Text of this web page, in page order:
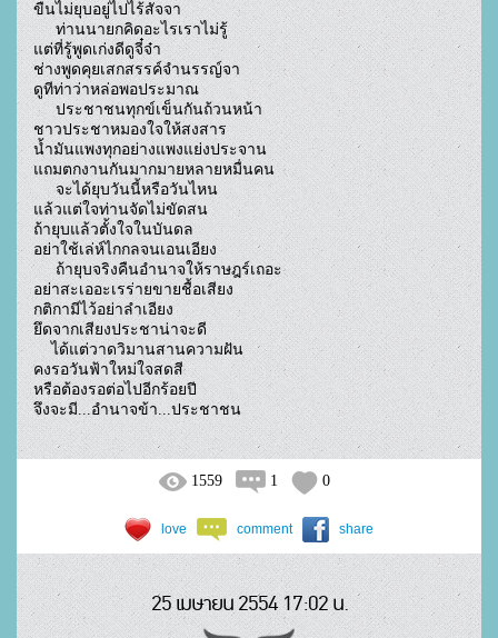
ขืนไม่ยุบอยู่ไปไร้สัจจา
     ท่านนายกคิดอะไรเราไม่รู้
แต่ที่รู้พูดเก่งดีดูจี๋จ๋า
ช่างพูดคุยเสกสรรค์จำนรรญ์จา
ดูทีท่าว่าหล่อพอประมาณ
     ประชาชนทุกข์เข็นกันถ้วนหน้า
ชาวประชาหมองใจให้สงสาร
น้ำมันแพงทุกอย่างแพงแย่งประจาน
แถมตกงานกันมากมายหลายหมื่นคน
     จะได้ยุบวันนี้หรือวันไหน
แล้วแต่ใจท่านจัดไม่ขัดสน
ถ้ายุบแล้วตั้งใจในบันดล
อย่าใช้เล่ห์ไกกลจนเอนเอียง
     ถ้ายุบจริงคืนอำนาจให้ราษฎร์เถอะ
อย่าสะเออะเรร่ายขายชื้อเสียง
กติกามีไว้อย่าลำเอียง
ยึดจากเสียงประชาน่าจะดี
    ได้แต่วาดวิมานสานความฝัน
คงรอวันฟ้าใหม่ใจสดสี
หรือต้องรอต่อไปอีกร้อยปี
จึงจะมี...อำนาจข้า...ประชาชน
1559 1 0
love comment share
25 เมษายน 2554 17:02 น.